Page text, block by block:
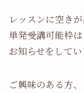
レッスンに空き
単発受講可能枠
お知らせをしてい
ご興味のある方